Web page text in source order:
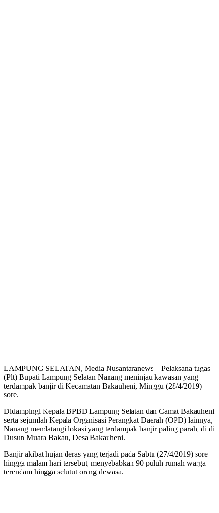
LAMPUNG SELATAN, Media Nusantaranews – Pelaksana tugas
(Plt) Bupati Lampung Selatan Nanang meninjau kawasan yang
terdampak banjir di Kecamatan Bakauheni, Minggu (28/4/2019)
sore.
Didampingi Kepala BPBD Lampung Selatan dan Camat Bakauheni
serta sejumlah Kepala Organisasi Perangkat Daerah (OPD) lainnya,
Nanang mendatangi lokasi yang terdampak banjir paling parah, di di
Dusun Muara Bakau, Desa Bakauheni.
Banjir akibat hujan deras yang terjadi pada Sabtu (27/4/2019) sore
hingga malam hari tersebut, menyebabkan 90 puluh rumah warga
terendam hingga selutut orang dewasa.